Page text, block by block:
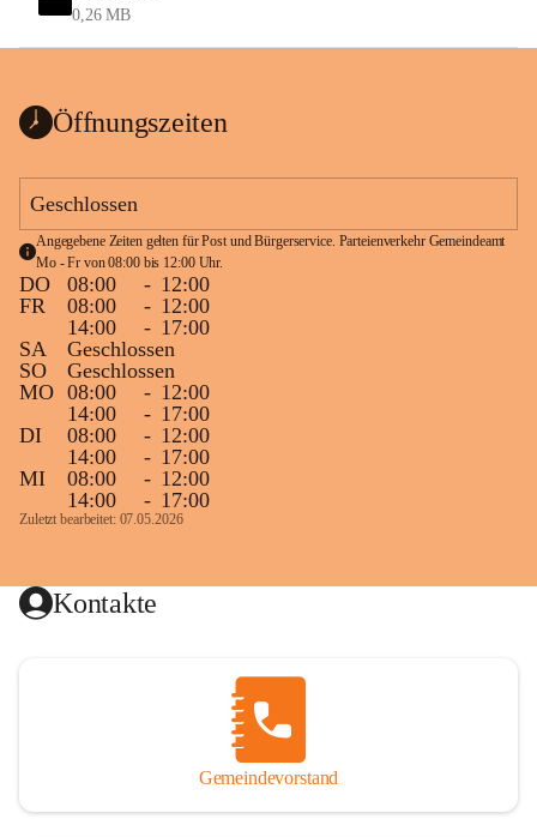
0,26 MB
Öffnungszeiten
Geschlossen
Angegebene Zeiten gelten für Post und Bürgerservice. Parteienverkehr Gemeindeamt
Mo - Fr von 08:00 bis 12:00 Uhr.
DO 08:00 - 12:00
FR
08:00 - 12:00
14:00
- 17:00
SA
Geschlossen
SO
Geschlossen
MO 08:00 - 12:00
14:00
- 17:00
DI
08:00 - 12:00
14:00
- 17:00
MI
08:00 - 12:00
14:00
- 17:00
Zuletzt bearbeitet: 07.05.2026
Kontakte
Gemeindevorstand